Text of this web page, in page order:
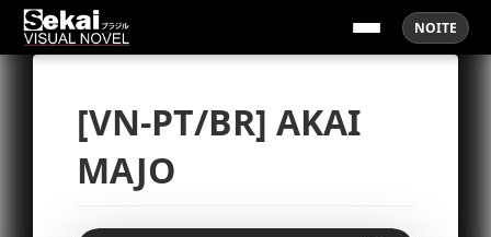
NOITE
[VN-PT/BR] AKAI
MAJO